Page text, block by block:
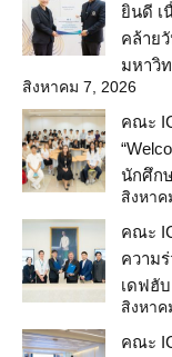
ยินดี เ
คล้าย
มหาวิ
สิงหาคม 7, 2026
คณะ
นักศึก
สิงหาค
คณะ
ความ
เดฟฮั
สิงหาค
คณะ